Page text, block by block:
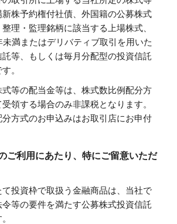
新株予約権付社債、外国籍の公募株式
理・監理銘柄に該当する上場株式、
未満またはデリバティブ取引を用いた
等、もしくは毎月分配型の投資信託
。
式等の配当金等は、株式数比例配分方
領する場合のみ非課税となります。
方式のお申込みはお取引店にお申付
ご利用にあたり、特にご留意いただ
て投資枠で取扱う金融商品は、当社で
等の要件を満たす公募株式投資信託